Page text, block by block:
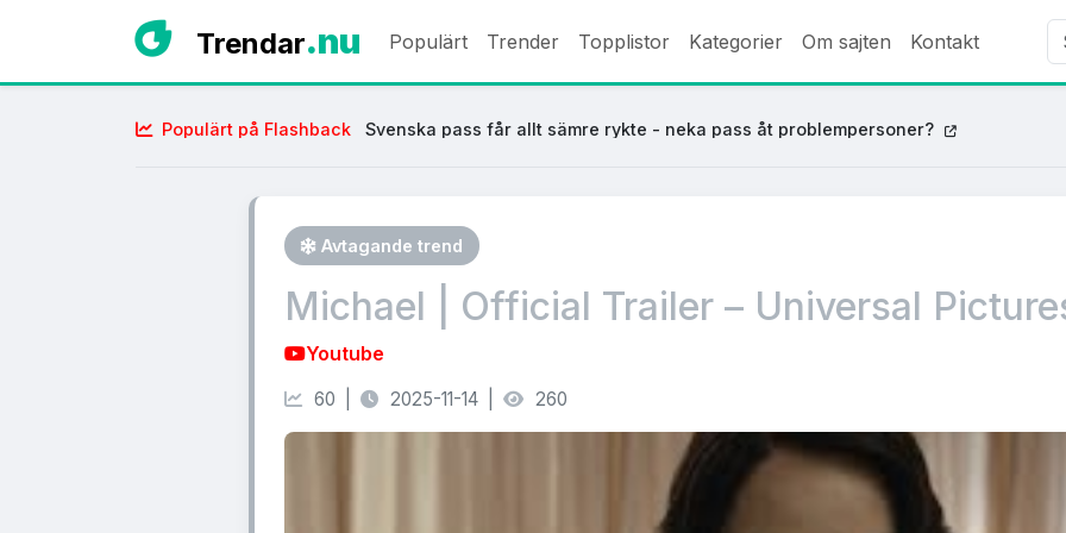
Trendar.nu Populärt Trender Topplistor Kategorier Om sajten Kontakt
Populärt på Flashback Svenska pass får allt sämre rykte - neka pass åt problempersoner?
Avtagande trend
Michael | Official Trailer – Universal
Youtube
60 | 2025-11-14 | 260